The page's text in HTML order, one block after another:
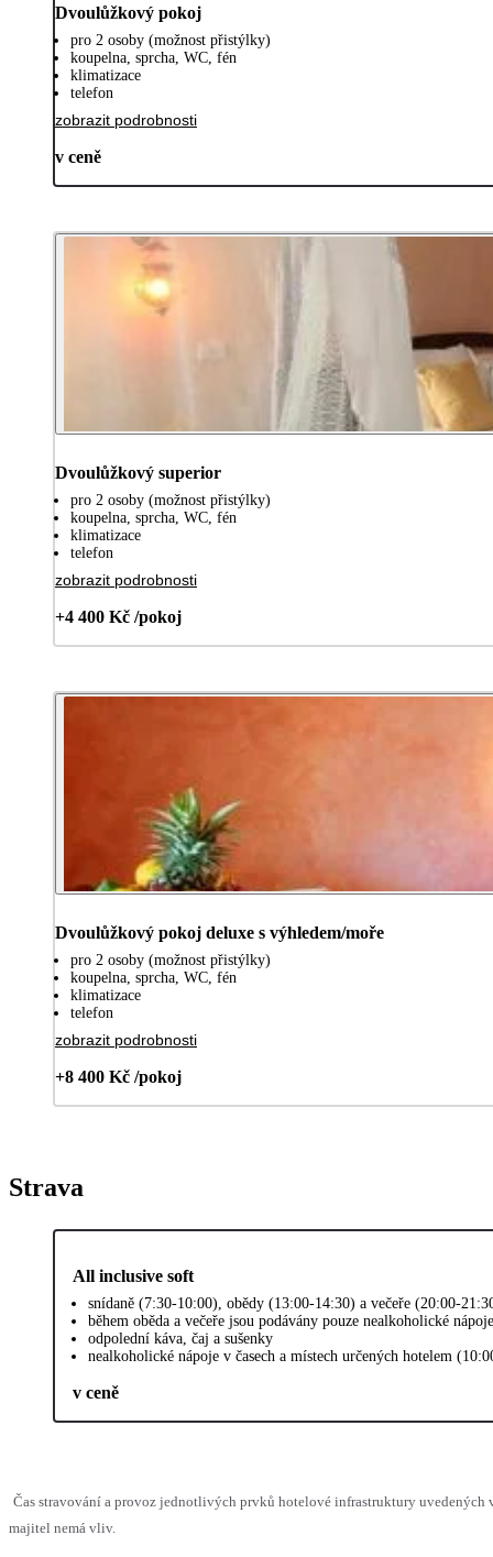
Dvoulůžkový pokoj
pro 2 osoby (možnost přistýlky)
koupelna, sprcha, WC, fén
klimatizace
telefon
zobrazit podrobnosti
v ceně
Dvoulůžkový superior
pro 2 osoby (možnost přistýlky)
koupelna, sprcha, WC, fén
klimatizace
telefon
zobrazit podrobnosti
+4 400 Kč /pokoj
Dvoulůžkový pokoj deluxe s výhledem/moře
pro 2 osoby (možnost přistýlky)
koupelna, sprcha, WC, fén
klimatizace
telefon
zobrazit podrobnosti
+8 400 Kč /pokoj
Strava
All inclusive soft
snídaně (7:30-10:00), obědy (13:00-14:30) a večeře (20:00-
během oběda a večeře jsou podávány pouze nealkoholické nápoje
odpolední káva, čaj a sušenky
nealkoholické nápoje v časech a místech určených hotelem
v ceně
Čas stravování a provoz jednotlivých prvků hotelové infrastruktury uvedených
majitel nemá vliv.